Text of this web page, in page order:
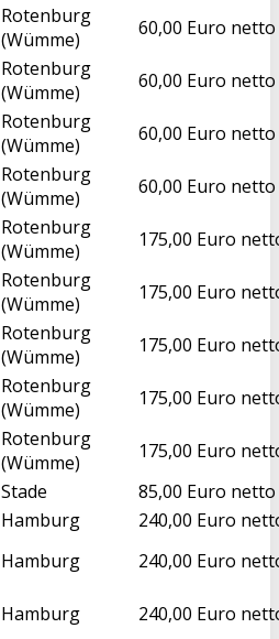
Rotenburg
(Wümme)
60,00 Euro netto
Rotenburg
(Wümme)
60,00 Euro netto
Rotenburg
(Wümme)
60,00 Euro netto
Rotenburg
(Wümme)
60,00 Euro netto
Rotenburg
(Wümme)
175,00 Euro
Rotenburg
(Wümme)
175,00 Euro
Rotenburg
(Wümme)
175,00 Euro
Rotenburg
(Wümme)
175,00 Euro
Rotenburg
(Wümme)
175,00 Euro
Stade
85,00 Euro netto
Hamburg
240,00 Euro
Hamburg 240,00 Euro
Hamburg
240,00 Euro